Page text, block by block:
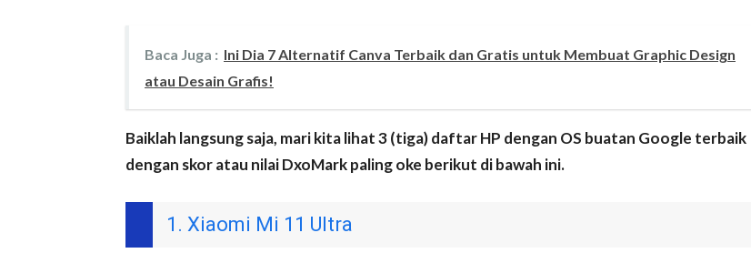
Baca Juga : Ini Dia 7 Alternatif Canva Terbaik dan Gratis untuk Membuat Graphic Design
atau Desain Grafis!
Baiklah langsung saja, mari kita lihat 3 (tiga) daftar HP dengan OS buatan Google terbaik
dengan skor atau nilai DxoMark paling oke berikut di bawah ini.
1. Xiaomi Mi 11 Ultra